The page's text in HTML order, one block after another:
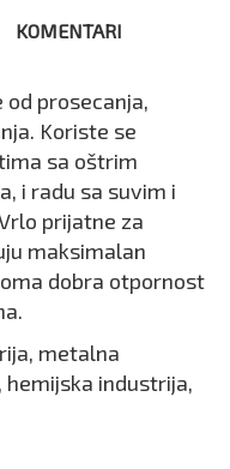
KOMENTARI
prosecanja,
Koriste se
sa oštrim
i radu sa suvim i
prijatne za
maksimalan
dobra otpornost
metalna
industrija,